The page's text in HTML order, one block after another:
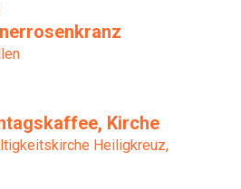
Kirche
Heiligkreuz,